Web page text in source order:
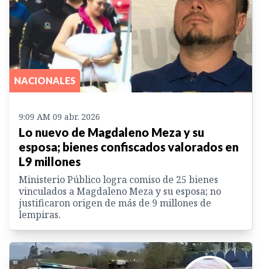
NACIONALES
9:09 AM 09 abr. 2026
Lo nuevo de Magdaleno Meza y su
esposa; bienes confiscados valorados en
L9 millones
Ministerio Público logra comiso de 25 bienes
vinculados a Magdaleno Meza y su esposa; no
justificaron origen de más de 9 millones de
lempiras.